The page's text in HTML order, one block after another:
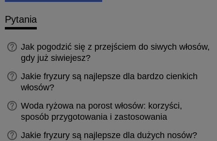
Pytania
Jak pogodzić się z przejściem do siwych włosów,
gdy już siwiejesz?
Jakie fryzury są najlepsze dla bardzo cienkich
włosów?
Woda ryżowa na porost włosów: korzyści,
sposób przygotowania i zastosowania
Jakie fryzury są najlepsze dla dużych nosów?